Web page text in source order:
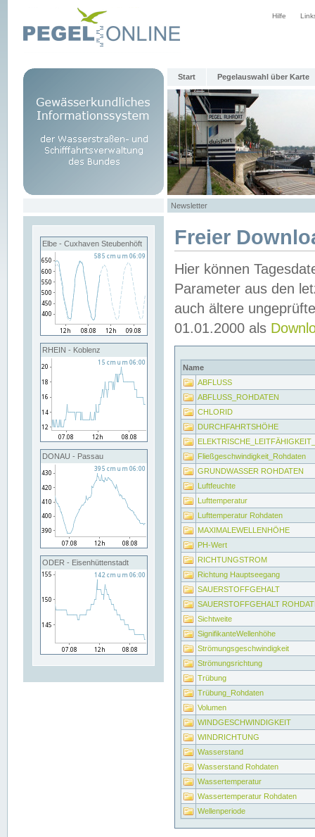
Hilfe
Start Pegelauswahl über Karte
Newsletter
Elbe - Cuxhaven Steubenhöft
RHEIN - Koblenz
DONAU - Passau
ODER - Eisenhüttenstadt
Freier
Hier können
Parameter aus den
auch ältere
01.01.2000 als
Name
ABFLUSS
ABFLUSS_ROHDATEN
CHLORID
DURCHFAHRTSHÖHE
Fließgeschwindigkeit_Rohdaten
GRUNDWASSER ROHDATEN
Luftfeuchte
Lufttemperatur
Lufttemperatur Rohdaten
MAXIMALEWELLENHÖHE
PH-Wert
RICHTUNGSTROM
Richtung Hauptseegang
SAUERSTOFFGEHALT
SAUERSTOFFGEHALT
Sichtweite
SignifikanteWellenhöhe
Strömungsgeschwindigkeit
Strömungsrichtung
Trübung
Trübung_Rohdaten
Volumen
WINDGESCHWINDIGKEIT
WINDRICHTUNG
Wasserstand
Wasserstand Rohdaten
Wassertemperatur
Wassertemperatur Rohdaten
Wellenperiode